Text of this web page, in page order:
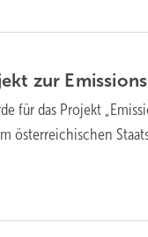
zur
für das Projekt
österreichischen